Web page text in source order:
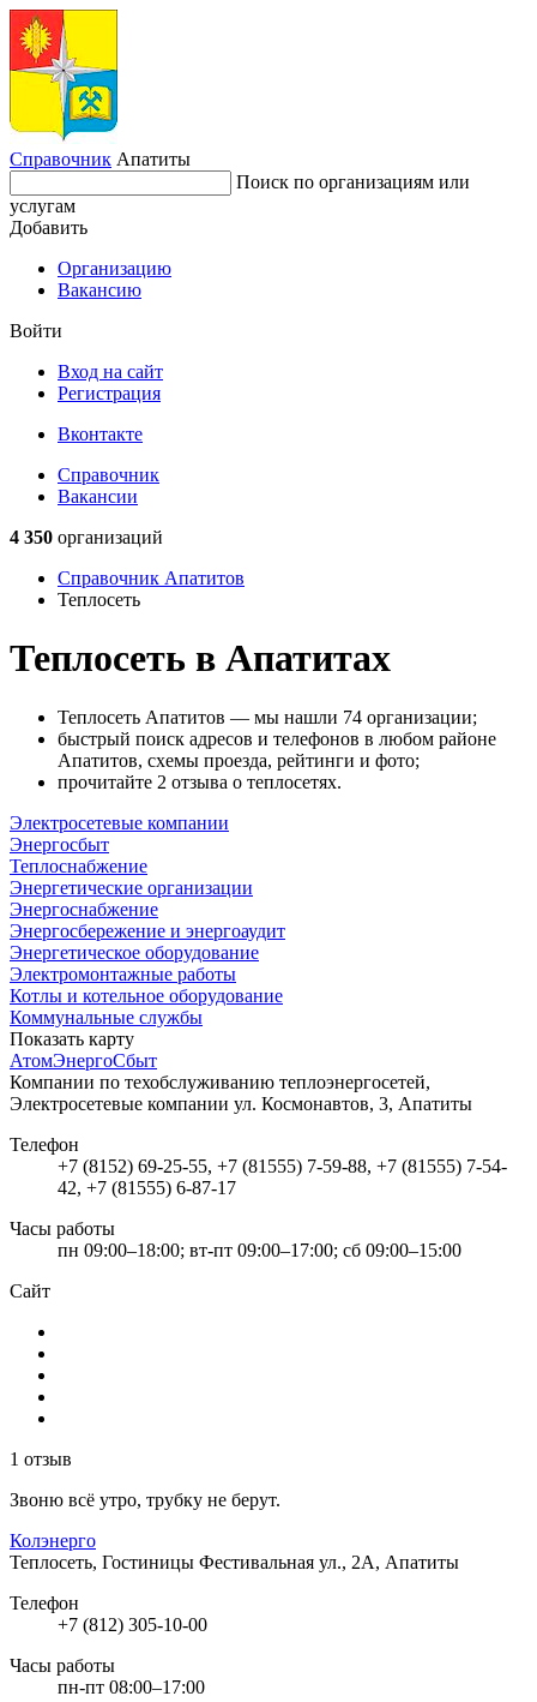
Справочник Апатиты
Поиск по организациям или
услугам
Добавить
Организацию
Вакансию
Войти
Вход на сайт
Регистрация
Вконтакте
Справочник
Вакансии
4 350 организаций
Справочник Апатитов
Теплосеть
Теплосеть в Апатитах
Теплосеть Апатитов — мы нашли 74 организации;
быстрый поиск адресов и телефонов в любом районе
Апатитов, схемы проезда, рейтинги и фото;
прочитайте 2 отзыва о теплосетях.
Электросетевые компании
Энергосбыт
Теплоснабжение
Энергетические организации
Энергоснабжение
Энергосбережение и энергоаудит
Энергетическое оборудование
Электромонтажные работы
Котлы и котельное оборудование
Коммунальные службы
Показать карту
АтомЭнергоСбыт
Компании по техобслуживанию теплоэнергосетей,
Электросетевые компании ул. Космонавтов, 3, Апатиты
Телефон
+7 (8152) 69-25-55, +7 (81555) 7-59-88, +7 (81555) 7-54-
42, +7 (81555) 6-87-17
Часы работы
пн 09:00–18:00; вт-пт 09:00–17:00; сб 09:00–15:00
Сайт
1 отзыв
Звоню всё утро, трубку не берут.
Колэнерго
Теплосеть, Гостиницы Фестивальная ул., 2А, Апатиты
Телефон
+7 (812) 305-10-00
Часы работы
пн-пт 08:00–17:00